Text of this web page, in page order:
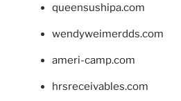
queensushipa.com
wendyweimerdds.com
ameri-camp.com
hrsreceivables.com